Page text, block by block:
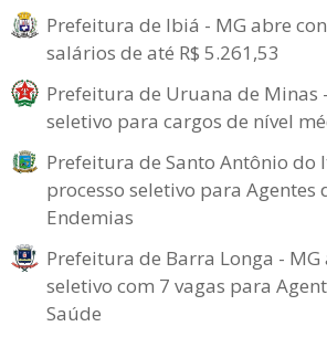
Prefeitura de Ibiá - MG abre
salários de até R$ 5.261,53
Prefeitura de Uruana de Minas
seletivo para cargos de nível
Prefeitura de Santo Antônio do
processo seletivo para Agentes
Endemias
Prefeitura de Barra Longa - MG
seletivo com 7 vagas para
Saúde